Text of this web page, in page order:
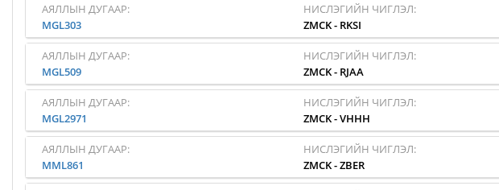
АЯЛЛЫН ДУГААР:
MGL303
НИСЛЭГИЙН ЧИГЛЭЛ:
ZMCK- RKSI
АЯЛЛЫН ДУГААР:
MGL509
НИСЛЭГИЙН ЧИГЛЭЛ:
ZMCK- RJAA
АЯЛЛЫН ДУГААР:
MGL2971
НИСЛЭГИЙН ЧИГЛЭЛ:
ZMCK-VHHH
АЯЛЛЫН ДУГААР:
MML861
НИСЛЭГИЙН ЧИГЛЭЛ:
ZMCK-ZBER